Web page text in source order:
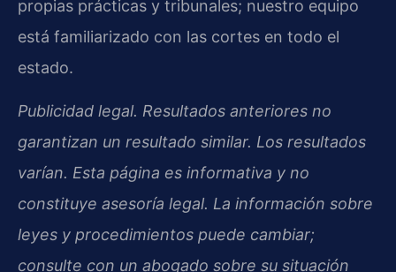
propias prácticas y tribunales; nuestro equipo
está familiarizado con las cortes en todo el
estado.
Publicidad legal. Resultados anteriores no
garantizan un resultado similar. Los resultados
varían. Esta página es informativa y no
constituye asesoría legal. La información sobre
leyes y procedimientos puede cambiar;
consulte con un abogado sobre su situación